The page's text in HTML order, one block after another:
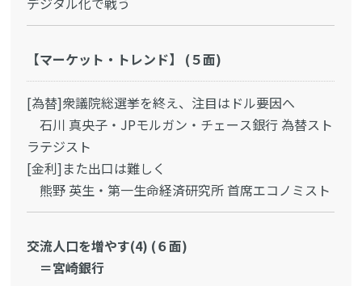
【マーケット・トレンド】 (５面)
[為替]衆議院総選挙を終え、注目はドル要因へ
石川 真央子・JPモルガン・チェース銀行 為替スト
ラテジスト
[金利]また出口は難しく
熊野 英生・第一生命経済研究所 首席エコノミスト
交流人口を増やす(4) (６面)
＝宮崎銀行